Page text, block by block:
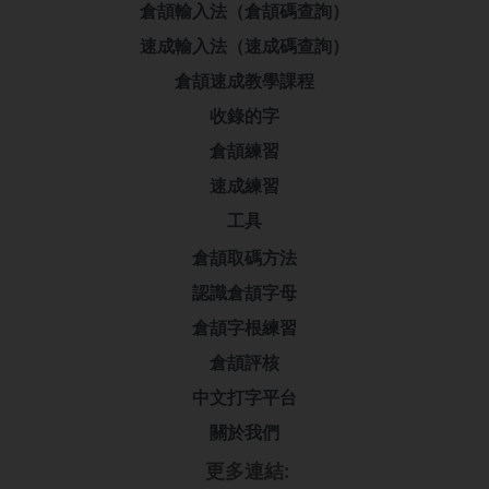
倉頡輸入法（倉頡碼查詢）
速成輸入法（速成碼查詢）
倉頡速成教學課程
收錄的字
倉頡練習
速成練習
工具
倉頡取碼方法
認識倉頡字母
倉頡字根練習
倉頡評核
中文打字平台
關於我們
更多連結: